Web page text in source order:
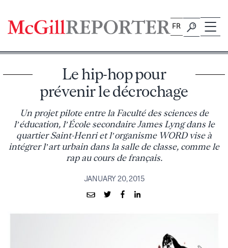
content
FR
Le hip-hop pour
prévenir le décrochage
Un projet pilote entre la Faculté des sciences de
l’éducation, l’École secondaire James Lyng dans le
quartier Saint-Henri et l’organisme WORD vise à
intégrer l’art urbain dans la salle de classe, comme le
rap au cours de français.
JANUARY 20, 2015